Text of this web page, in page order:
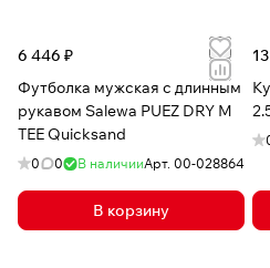
6 446 ₽
Футболка мужская с длинным
рукавом Salewa PUEZ DRY M
TEE Quicksand
0 0 В наличииАрт. 00-028864
В корзину